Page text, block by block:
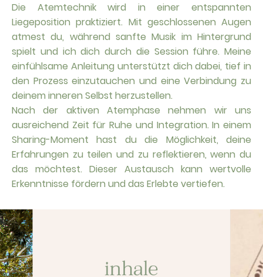
Die Atemtechnik wird in einer entspannten
Liegeposition praktiziert. Mit geschlossenen Augen
atmest du, während sanfte Musik im Hintergrund
spielt und ich dich durch die Session führe. Meine
einfühlsame Anleitung unterstützt dich dabei, tief in
den Prozess einzutauchen und eine Verbindung zu
deinem inneren Selbst herzustellen.
Nach der aktiven Atemphase nehmen wir uns
ausreichend Zeit für Ruhe und Integration. In einem
Sharing-Moment hast du die Möglichkeit, deine
Erfahrungen zu teilen und zu reflektieren, wenn du
das möchtest. Dieser Austausch kann wertvolle
Erkenntnisse fördern und das Erlebte vertiefen.